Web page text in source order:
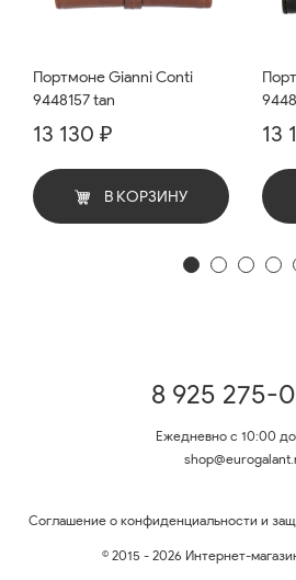
Портмоне Gianni Conti
9448157 tan
13 130 ₽
В КОРЗИНУ
13
8 925 275-
Ежедневно с 10:00
Соглашение о конфиденциальности и
© 2015 - 2026 Интернет-